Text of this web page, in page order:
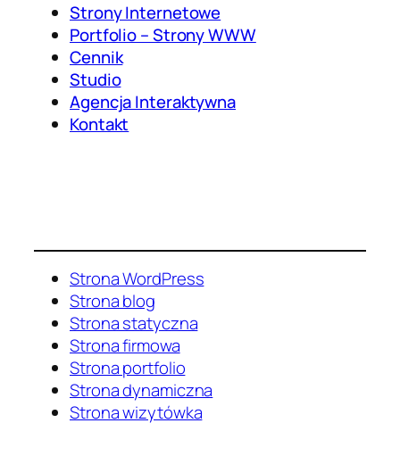
Strony Internetowe
Portfolio – Strony WWW
Cennik
Studio
Agencja Interaktywna
Kontakt
Strona WordPress
Strona blog
Strona statyczna
Strona firmowa
Strona portfolio
Strona dynamiczna
Strona wizytówka